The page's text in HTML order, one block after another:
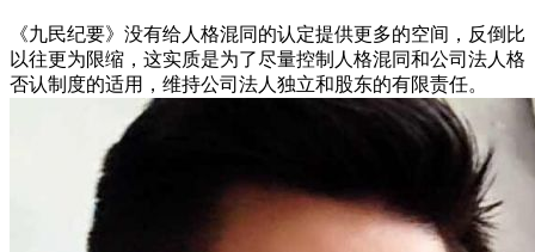
《九民纪要》没有给人格混同的认定提供更多的空间，反倒比
以往更为限缩，这实质是为了尽量控制人格混同和公司法人格
否认制度的适用，维持公司法人独立和股东的有限责任。